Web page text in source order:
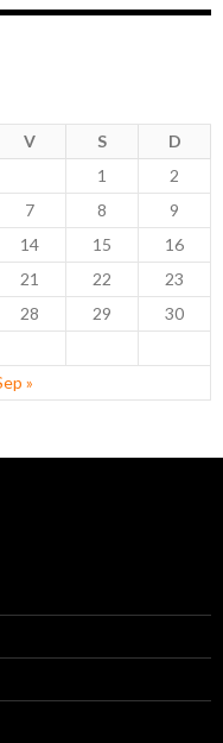
V S
D
1
2
7 8
9
14 15
16
21 22
23
28 29
30
»